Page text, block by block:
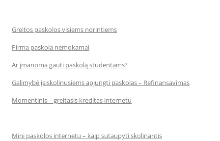
Greitos paskolos visiems norintiems
Pirma paskola nemokamai
Ar įmanoma gauti paskolą studentams?
Galimybė įsiskolinusiems apjungti paskolas – Refinansavimas
Momentinis – greitasis kreditas internetu
Mini paskolos internetu – kaip sutaupyti skolinantis